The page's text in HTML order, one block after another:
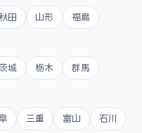
秋田 山形 福島
城 栃木 群馬
三重 富山 石川